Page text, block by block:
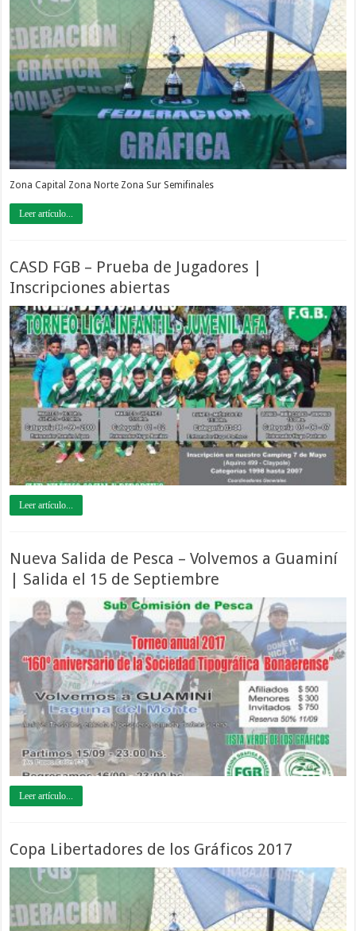
Zona Capital Zona Norte Zona Sur Semifinales
Leer artículo...
CASD FGB – Prueba de Jugadores |
Inscripciones abiertas
Leer artículo...
Nueva Salida de Pesca – Volvemos a Guaminí
| Salida el 15 de Septiembre
Leer artículo...
Copa Libertadores de los Gráficos 2017